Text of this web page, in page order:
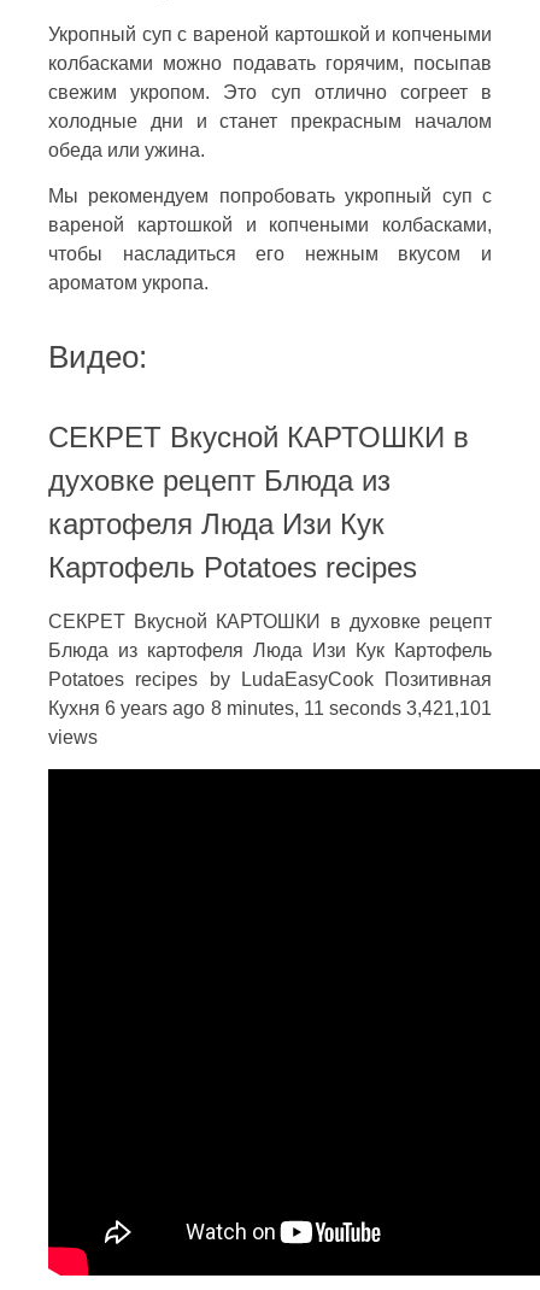
Укропный суп с вареной картошкой и копчеными
колбасками можно подавать горячим, посыпав
свежим укропом. Это суп отлично согреет в
холодные дни и станет прекрасным началом
обеда или ужина.
Мы рекомендуем попробовать укропный суп с
вареной картошкой и копчеными колбасками,
чтобы насладиться его нежным вкусом и
ароматом укропа.
Видео:
СЕКРЕТ Вкусной КАРТОШКИ в
духовке рецепт Блюда из
картофеля Люда Изи Кук
Картофель Potatoes recipes
СЕКРЕТ Вкусной КАРТОШКИ в духовке рецепт
Блюда из картофеля Люда Изи Кук Картофель
Potatoes recipes by LudaEasyCook Позитивная
Кухня 6 years ago 8 minutes, 11 seconds 3,421,101
views